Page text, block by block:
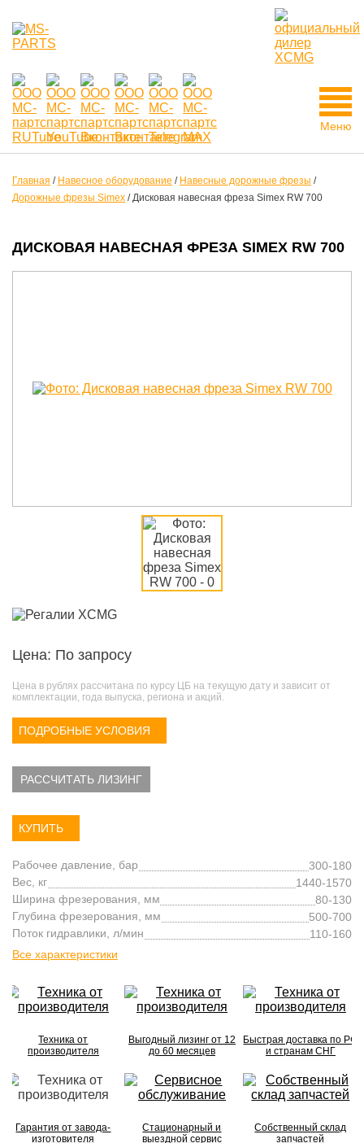
Меню
Главная / Навесное оборудование / Навесные дорожные фрезы /
Дорожные фрезы Simex /Дисковая навесная фреза Simex RW 700
ДИСКОВАЯ НАВЕСНАЯ ФРЕЗА SIMEX RW 700
Цена: По запросу
Цена в рублях рассчитана по курсу ЦБ на текущую дату и зависит от
комплектации, года выпуска, региона и акций.
ПОДРОБНЫЕ УСЛОВИЯ
РАССЧИТАТЬ ЛИЗИНГ
КУПИТЬ
Рабочее давление, бар
300-180
Вес, кг
1440-1570
Ширина фрезерования, мм
80-130
Глубина фрезерования, мм
500-700
Поток гидравлики, л/мин
110-160
Все характеристики
Техника от
производителя
Выгодный лизинг от 12
до 60 месяцев
Быстрая доставка по РФ
и странам СНГ
Гарантия от завода-
изготовителя
Стационарный и
выездной сервис
Собственный склад
запчастей